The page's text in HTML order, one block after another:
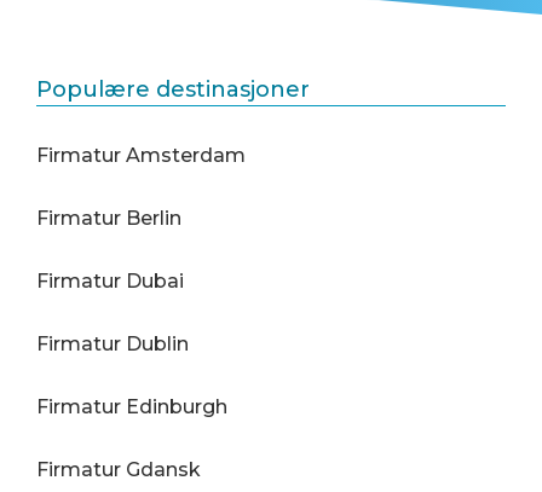
Populære destinasjoner
Firmatur Amsterdam
Firmatur Berlin
Firmatur Dubai
Firmatur Dublin
Firmatur Edinburgh
Firmatur Gdansk